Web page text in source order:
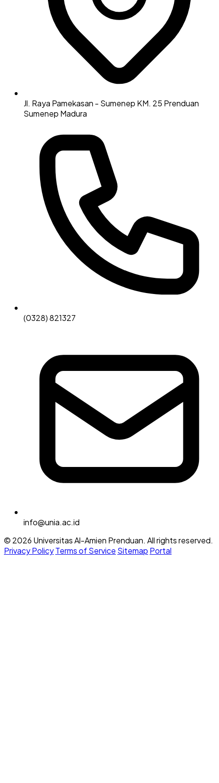
Jl. Raya Pamekasan - Sumenep KM. 25 Prenduan
Sumenep Madura
(0328) 821327
info@unia.ac.id
© 2026 Universitas Al-Amien Prenduan. All rights reserved.
Privacy PolicyTerms of Service Sitemap Portal